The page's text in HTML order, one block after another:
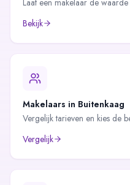
Laat een makelaar de
Bekijk
Makelaars in Buitenkaag
Vergelijk tarieven en kies de
Vergelijk